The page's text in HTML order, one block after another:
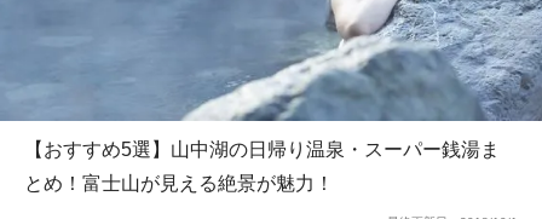
【おすすめ5選】山中湖の日帰り温泉・スーパー銭湯ま
とめ！富士山が見える絶景が魅力！